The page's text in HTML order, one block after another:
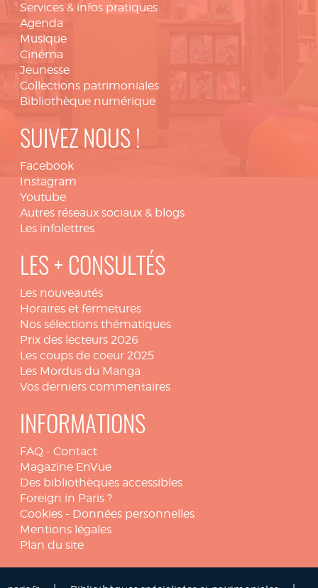
Services & infos pratiques
Agenda
Musique
Cinéma
Jeunesse
Collections patrimoniales
Bibliothèque numérique
SUIVEZ NOUS !
Facebook
Instagram
Youtube
Autres réseaux sociaux & blogs
Les infolettres
LES + CONSULTÉS
Les nouveautés
Horaires et fermetures
Nos sélections thématiques
Prix des lecteurs 2026
Les coups de coeur 2025
Les Mordus du Manga
Vos derniers commentaires
INFORMATIONS
FAQ - Contact
Magazine EnVue
Des bibliothèques accessibles
Foreign in Paris ?
Cookies - Données personnelles
Mentions légales
Plan du site